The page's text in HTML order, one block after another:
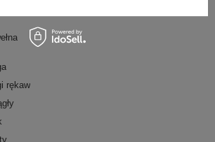
rękaw